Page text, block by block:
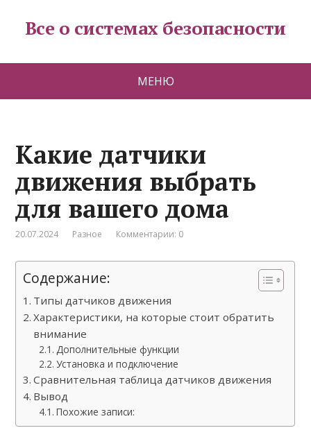
Все о системах безопасности
МЕНЮ
Какие датчики
движения выбрать
для вашего дома
20.07.2024 Разное Комментарии: 0
Содержание:
Типы датчиков движения
Характеристики, на которые стоит обратить
внимание
Дополнительные функции
Установка и подключение
Сравнительная таблица датчиков движения
Вывод
Похожие записи: